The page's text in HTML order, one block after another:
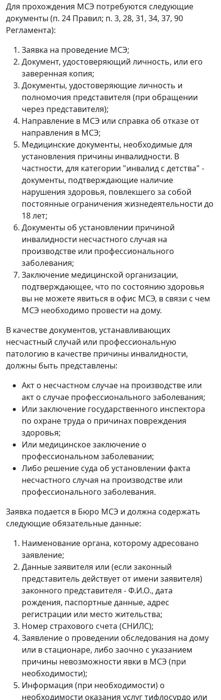
Для прохождения МСЭ потребуются следующие
документы (п. 24 Правил; п. 3, 28, 31, 34, 37, 90
Регламента):
Заявка на проведение МСЭ;
Документ, удостоверяющий личность, или его
заверенная копия;
Документы, удостоверяющие личность и
полномочия представителя (при обращении
через представителя);
Направление в МСЭ или справка об отказе от
направления в МСЭ;
Медицинские документы, необходимые для
установления причины инвалидности. В
частности, для категории "инвалид с детства" -
документы, подтверждающие наличие
нарушения здоровья, повлекшего за собой
постоянные ограничения жизнедеятельности до
18 лет;
Документы об установлении причиной
инвалидности несчастного случая на
производстве или профессионального
заболевания;
Заключение медицинской организации,
подтверждающее, что по состоянию здоровья
вы не можете явиться в офис МСЭ, в связи с чем
МСЭ необходимо провести на дому.
В качестве документов, устанавливающих
несчастный случай или профессиональную
патологию в качестве причины инвалидности,
должны быть представлены:
Акт о несчастном случае на производстве или
акт о случае профессионального заболевания;
Или заключение государственного инспектора
по охране труда о причинах повреждения
здоровья;
Или медицинское заключение о
профессиональном заболевании;
Либо решение суда об установлении факта
несчастного случая на производстве или
профессионального заболевания.
Заявка подается в Бюро МСЭ и должна содержать
следующие обязательные данные:
Наименование органа, которому адресовано
заявление;
Данные заявителя или (если законный
представитель действует от имени заявителя)
законного представителя - Ф.И.О., дата
рождения, паспортные данные, адрес
регистрации или место жительства;
Номер страхового счета (СНИЛС);
Заявление о проведении обследования на дому
или в стационаре, либо заочно с указанием
причины невозможности явки в МСЭ (при
необходимости);
Информация (при необходимости) о
необходимости оказания услуг тифлосурдо или